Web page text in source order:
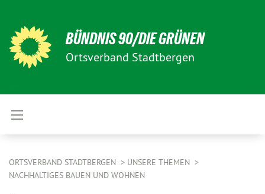
BÜNDNIS 90/DIE GRÜNEN
Ortsverband Stadtbergen
ORTSVERBAND STADTBERGEN
UNSERE THEMEN
NACHHALTIGES BAUEN UND WOHNEN